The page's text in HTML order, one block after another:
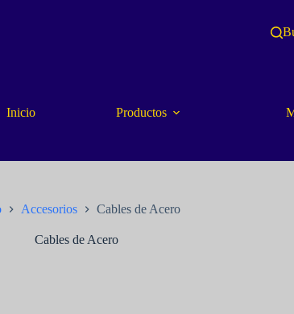
Inicio Productos
Accesorios Cables de Acero
Cables de Acero